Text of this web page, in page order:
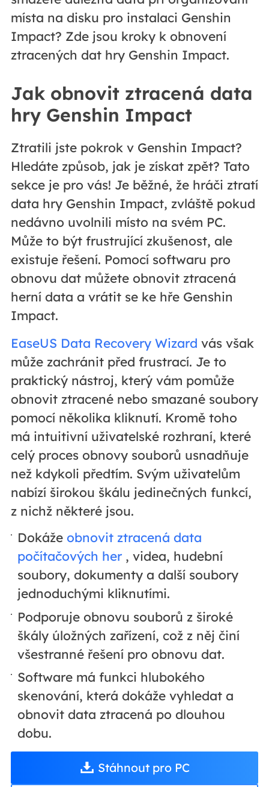
místa na disku pro instalaci Genshin
Impact? Zde jsou kroky k obnovení
ztracených dat hry Genshin Impact.
Jak obnovit ztracená data
hry Genshin Impact
Ztratili jste pokrok v Genshin Impact?
Hledáte způsob, jak je získat zpět? Tato
sekce je pro vás! Je běžné, že hráči ztratí
data hry Genshin Impact, zvláště pokud
nedávno uvolnili místo na svém PC.
Může to být frustrující zkušenost, ale
existuje řešení. Pomocí softwaru pro
obnovu dat můžete obnovit ztracená
herní data a vrátit se ke hře Genshin
Impact.
EaseUS Data Recovery Wizard vás však
může zachránit před frustrací. Je to
praktický nástroj, který vám pomůže
obnovit ztracené nebo smazané soubory
pomocí několika kliknutí. Kromě toho
má intuitivní uživatelské rozhraní, které
celý proces obnovy souborů usnadňuje
než kdykoli předtím. Svým uživatelům
nabízí širokou škálu jedinečných funkcí,
z nichž některé jsou.
Dokážeobnovit ztracená data
počítačových her, videa, hudební
soubory, dokumenty a další soubory
jednoduchými kliknutími.
Podporuje obnovu souborů z široké
škály úložných zařízení, což z něj činí
všestranné řešení pro obnovu dat.
Software má funkci hlubokého
skenování, která dokáže vyhledat a
obnovit data ztracená po dlouhou
dobu.
Stáhnout pro PC